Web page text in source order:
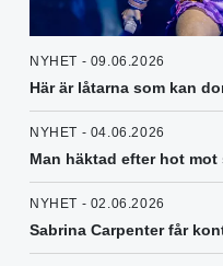
NYHET - 09.06.2026
Här är låtarna som kan
NYHET - 04.06.2026
Man häktad efter hot
NYHET - 02.06.2026
Sabrina Carpenter får